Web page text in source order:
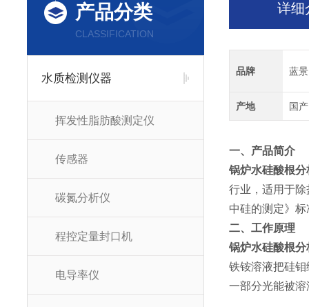
产品分类
CLASSIFICATION
水质检测仪器
挥发性脂肪酸测定仪
传感器
碳氮分析仪
程控定量封口机
电导率仪
详细
品牌 蓝景
产地 国产
一、产品简介
锅炉水硅酸根分
行业，适用于
中硅的测定》
二、工作原理
锅炉水硅酸根分
铁铵溶液把硅
一部分光能被